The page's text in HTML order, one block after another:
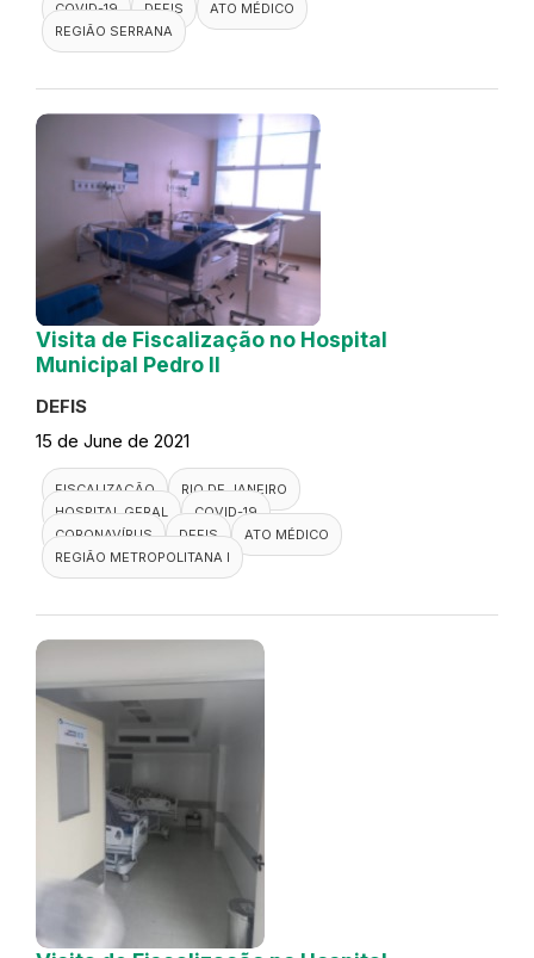
COVID-19 DEFIS
ATO MÉDICO
REGIÃO SERRANA
Visita de Fiscalização no Hospital
Municipal Pedro II
DEFIS
15 de June de 2021
FISCALIZAÇÃO
RIO DE JANEIRO
HOSPITAL GERAL
COVID-19
CORONAVÍRUS
DEFIS
ATO MÉDICO
REGIÃO METROPOLITANA I